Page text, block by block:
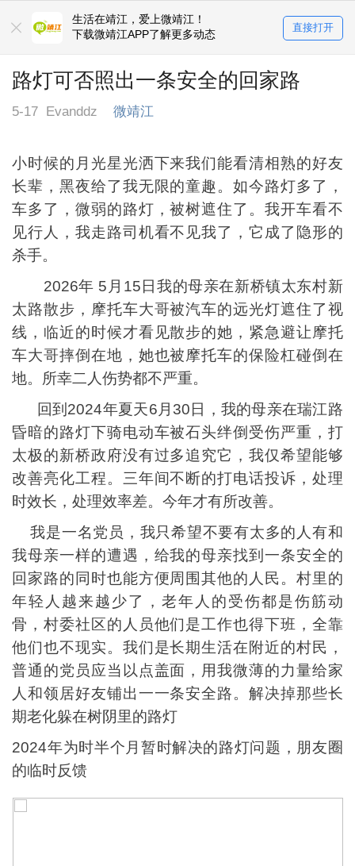
生活在靖江，爱上微靖江！
下载微靖江APP了解更多动态
直接打开
路灯可否照出一条安全的回家路
5-17 Evanddz 微靖江
小时候的月光星光洒下来我们能看清相熟的好友
长辈，黑夜给了我无限的童趣。如今路灯多了，
车多了，微弱的路灯，被树遮住了。我开车看不
见行人，我走路司机看不见我了，它成了隐形的
杀手。
2026年 5月15日我的母亲在新桥镇太东村新
太路散步，摩托车大哥被汽车的远光灯遮住了视
线，临近的时候才看见散步的她，紧急避让摩托
车大哥摔倒在地，她也被摩托车的保险杠碰倒在
地。所幸二人伤势都不严重。
回到2024年夏天6月30日，我的母亲在瑞江路
昏暗的路灯下骑电动车被石头绊倒受伤严重，打
太极的新桥政府没有过多追究它，我仅希望能够
改善亮化工程。三年间不断的打电话投诉，处理
时效长，处理效率差。今年才有所改善。
我是一名党员，我只希望不要有太多的人有和
我母亲一样的遭遇，给我的母亲找到一条安全的
回家路的同时也能方便周围其他的人民。村里的
年轻人越来越少了，老年人的受伤都是伤筋动
骨，村委社区的人员他们是工作也得下班，全靠
他们也不现实。我们是长期生活在附近的村民，
普通的党员应当以点盖面，用我微薄的力量给家
人和领居好友铺出一一条安全路。解决掉那些长
期老化躲在树阴里的路灯
2024年为时半个月暂时解决的路灯问题，朋友圈
的临时反馈